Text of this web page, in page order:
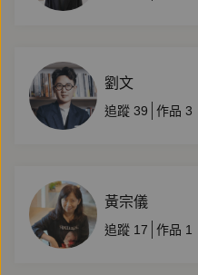
劉文
追蹤 39 作品 3
黃宗儀
追蹤 17 作品 1